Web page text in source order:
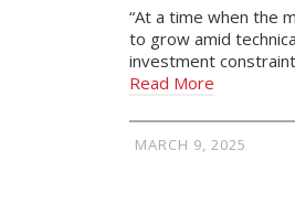
“At a time when the
to grow amid
investment
Read More
MARCH 9, 2025